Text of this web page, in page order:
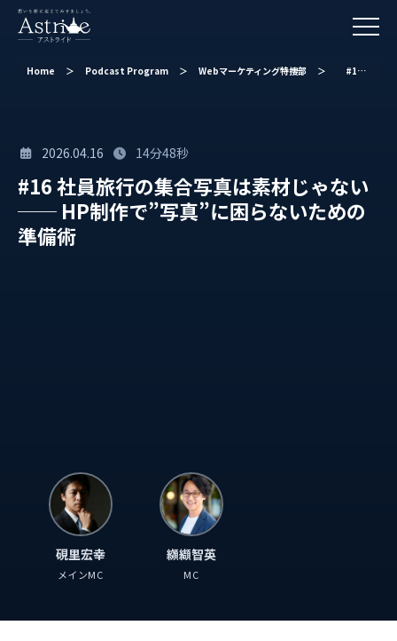
Home ＞ Podcast Program ＞ Webマーケティング特捜部 ＞ #16 社員旅行の集合写真は素材じゃない ── HP制作で”写真”に困らないための準備術
2026.04.16 14分48秒
#16 社員旅行の集合写真は素材じゃない
── HP制作で”写真”に困らないための
準備術
⁠硯里宏幸
メインMC
纐纈智英
MC